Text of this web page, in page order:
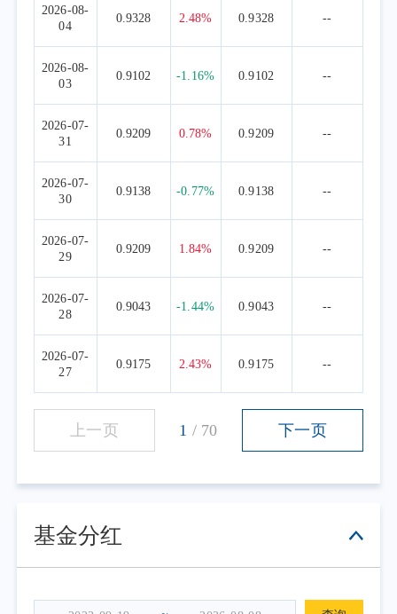
2026-08-
04
0.9328 2.48% 0.9328 --
2026-08-
03
0.9102 -1.16% 0.9102 --
2026-07-
31
0.9209 0.78% 0.9209 --
2026-07-
30
0.9138 -0.77% 0.9138 --
2026-07-
29
0.9209 1.84% 0.9209 --
2026-07-
28
0.9043 -1.44% 0.9043 --
2026-07-
27
0.9175 2.43% 0.9175 --
上一页 1 / 70 下一页
基金分红